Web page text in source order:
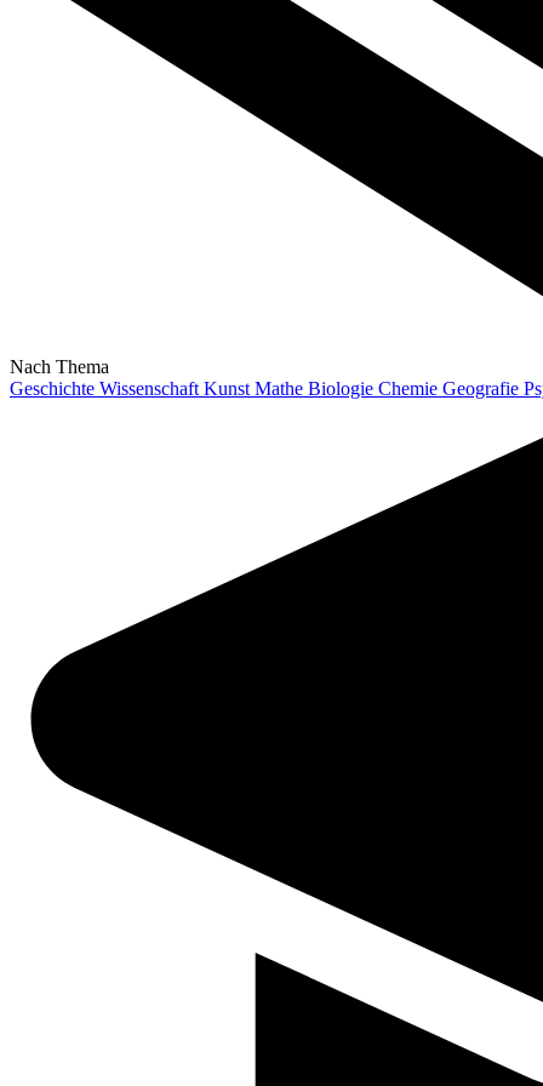
Nach Thema
Geschichte Wissenschaft Kunst Mathe Biologie Chemie Geografie